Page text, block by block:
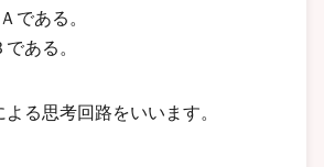
である。
ある。
る思考回路をいいます。